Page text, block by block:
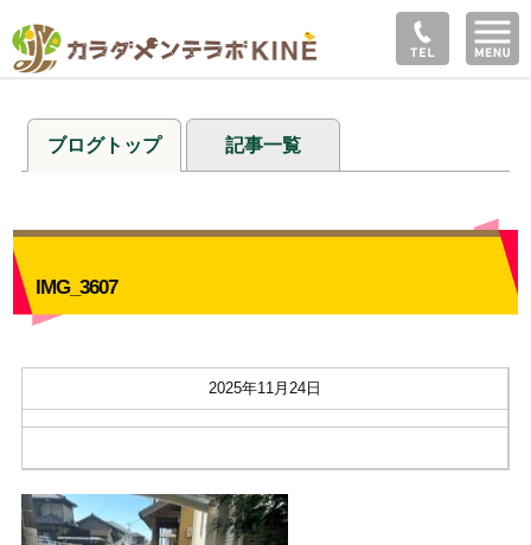
ブログトップ 記事一覧
IMG_3607
2025年11月24日